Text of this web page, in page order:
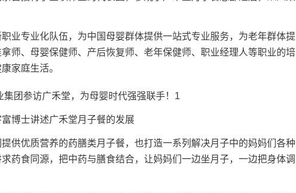
业专业化队伍，为中国母婴群体提供一站式专业服务，为老年群体提
师、母婴保健师、产后恢复师、老年保健师、职业经理人等职业的培
家庭生活。
博士讲述广禾堂月子餐的发展
供优质营养的药膳类月子餐，也打造一系列解决月子中的妈妈们各种
药食同源，把中药与膳食结合，让妈妈们一边坐月子，一边把身体调